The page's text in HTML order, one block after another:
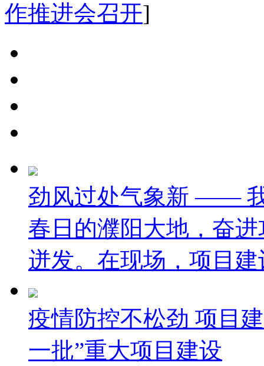
作推进会召开]
劲风过处气象新 ——
春日的濮阳大地，奋
迸发。在现场，项目
疫情防控不松劲 项目
一批”重大项目建设